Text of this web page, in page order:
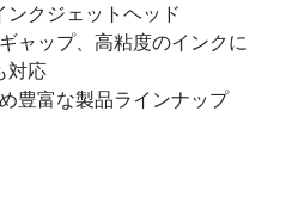
ンクジェットヘッド
ャップ、高粘度のインクに
対応
豊富な製品ラインナップ